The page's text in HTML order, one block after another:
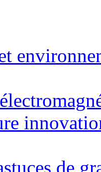
de